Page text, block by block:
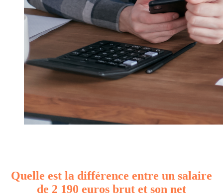
Quelle est la différence entre un salaire
de 2 190 euros brut et son net